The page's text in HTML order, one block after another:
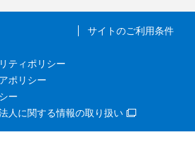
サイトのご利用条件
ティポリシー
ポリシー
ー
人に関する情報の取り扱い